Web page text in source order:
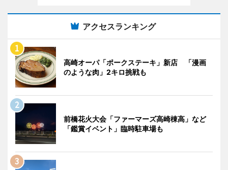
アクセスランキング
高崎オーパ「ポークステーキ」新店 「漫画
のような肉」2キロ挑戦も
前橋花火大会「ファーマーズ高崎棟高」など
「鑑賞イベント」臨時駐車場も